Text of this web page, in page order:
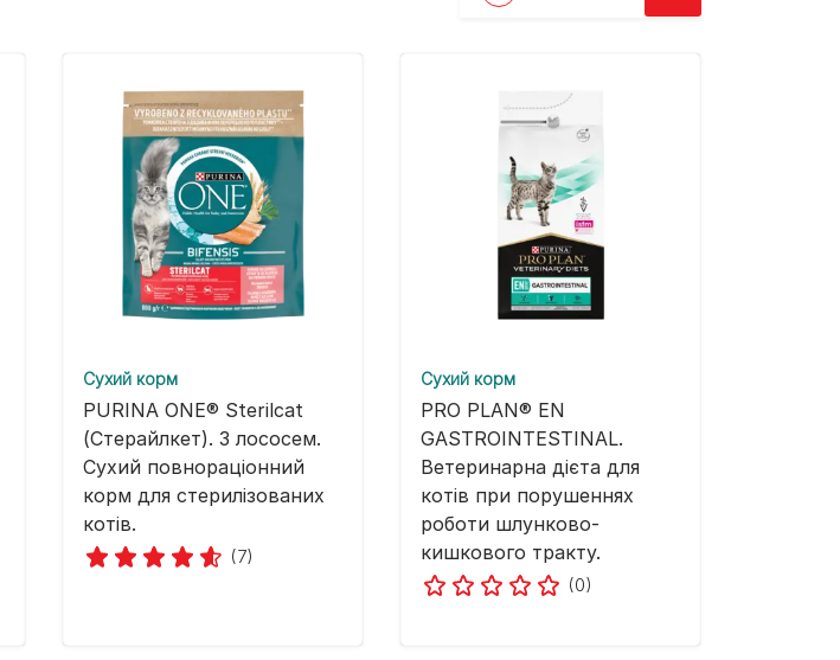
Cухий корм
PURINA ONE® Sterilcat
(Стерайлкет). З лососем.
Сухий повнораціонний
корм для стерилізованих
котів​​​.
(7)
Cухий корм
PRO PLAN® EN
GASTROINTESTINAL.
Ветеринарна дієта для
котів при порушеннях
роботи шлунково-
кишкового тракту.
(0)